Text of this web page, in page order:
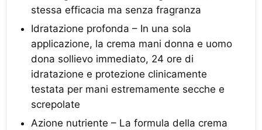
stessa efficacia ma senza fragranza
Idratazione profonda – In una sola
applicazione, la crema mani donna e uomo
dona sollievo immediato, 24 ore di
idratazione e protezione clinicamente
testata per mani estremamente secche e
screpolate
Azione nutriente – La formula della crema